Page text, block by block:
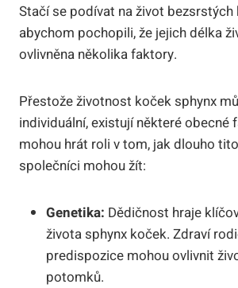
Stačí se podívat na život bezsrstých
abychom pochopili, že jejich délka
ovlivněna několika faktory.
Přestože životnost koček sphynx
individuální, existují některé obecné
mohou hrát roli v tom, jak dlouho
společníci mohou žít:
Genetika: Dědičnost hraje
života sphynx koček. Zdraví
predispozice mohou ovlivnit
potomků.